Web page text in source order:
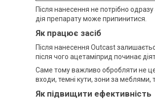
Після нанесення не потрібно
дія препарату може припинитися.
Як працює засіб
Після нанесення Outcast
після чого ацетаміприд починає
Саме тому важливо обробляти не
входи, темні кути, зони за меблями,
Як підвищити ефективність